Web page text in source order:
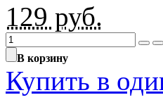
129 руб.
В корзину
Купить в